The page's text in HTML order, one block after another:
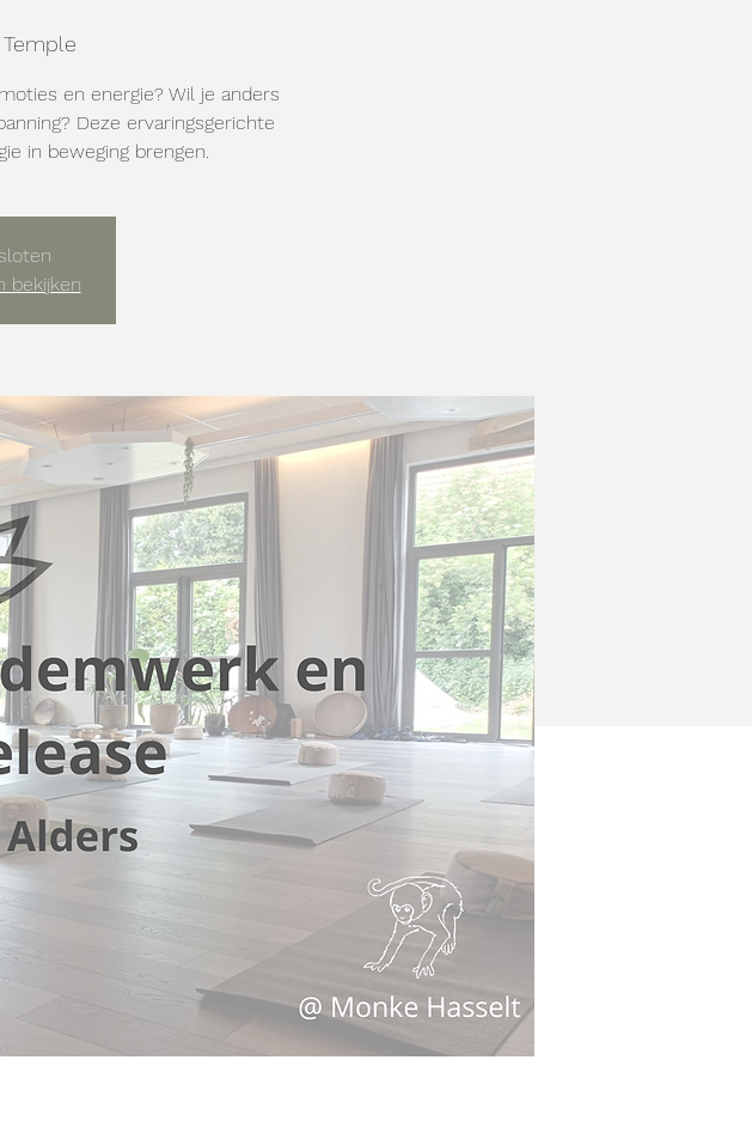
en energie? Wil je anders
Deze ervaringsgerichte
in beweging brengen.
bekijken